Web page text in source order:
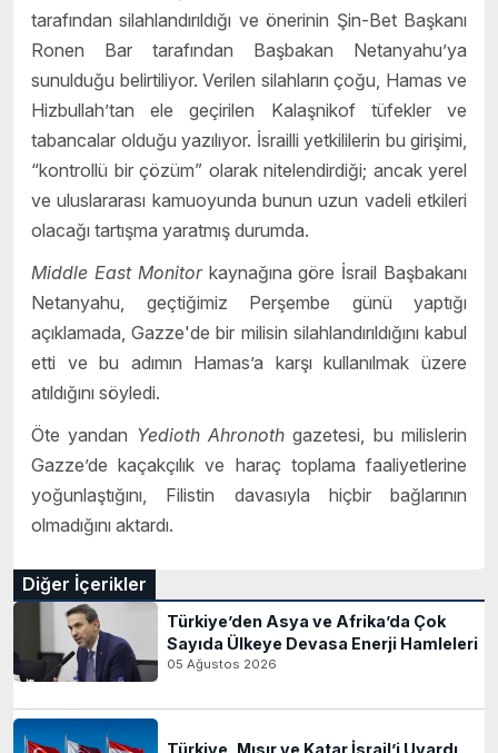
tarafından silahlandırıldığı ve önerinin Şin-Bet Başkanı
Ronen Bar tarafından Başbakan Netanyahu’ya
sunulduğu belirtiliyor. Verilen silahların çoğu, Hamas ve
Hizbullah’tan ele geçirilen Kalaşnikof tüfekler ve
tabancalar olduğu yazılıyor. İsrailli yetkililerin bu girişimi,
“kontrollü bir çözüm” olarak nitelendirdiği; ancak yerel
ve uluslararası kamuoyunda bunun uzun vadeli etkileri
olacağı tartışma yaratmış durumda.
Middle East Monitor kaynağına göre İsrail Başbakanı
Netanyahu, geçtiğimiz Perşembe günü yaptığı
açıklamada, Gazze'de bir milisin silahlandırıldığını kabul
etti ve bu adımın Hamas’a karşı kullanılmak üzere
atıldığını söyledi.
Öte yandan Yedioth Ahronoth gazetesi, bu milislerin
Gazze’de kaçakçılık ve haraç toplama faaliyetlerine
yoğunlaştığını, Filistin davasıyla hiçbir bağlarının
olmadığını aktardı.
Diğer İçerikler
Türkiye’den Asya ve Afrika’da Çok
Sayıda Ülkeye Devasa Enerji Hamleleri
05 Ağustos 2026